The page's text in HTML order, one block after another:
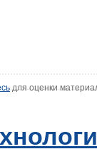
для оценки